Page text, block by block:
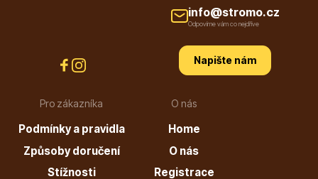
Dekorace
Pro zákazníka
Podmínky a pravidla
Způsoby doručení
Stížnosti
O nás
Home
O nás
Registrace
info@stromo.cz
Odpovíme vám co nejdříve
Napište nám